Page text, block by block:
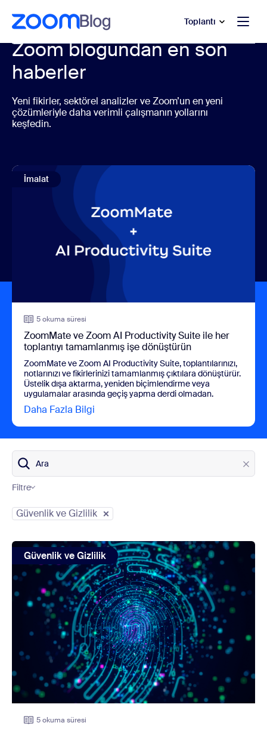
içeriğe atla
yardımına atla Toplantı
Zoom blogundan en son
haberler
Yeni fikirler, sektörel analizler ve Zoom’un en yeni
çözümleriyle daha verimli çalışmanın yollarını
keşfedin.
İmalat
5 okuma süresi
ZoomMate ve Zoom AI Productivity Suite ile her
toplantıyı tamamlanmış işe dönüştürün
ZoomMate ve Zoom AI Productivity Suite, toplantılarınızı,
notlarınızı ve fikirlerinizi tamamlanmış çıktılara dönüştürür.
Üstelik dışa aktarma, yeniden biçimlendirme veya
uygulamalar arasında geçiş yapma derdi olmadan.
Daha Fazla Bilgi
Ara
Filtre
Güvenlik ve Gizlilik
view: Zoom sanal ortamda güvende kalmanıza nasıl
Güvenlik ve Gizlilik
5 okuma süresi